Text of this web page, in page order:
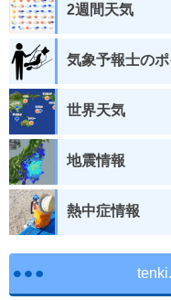
2週間天気
気象予報士の
世界天気
地震情報
熱中症情報